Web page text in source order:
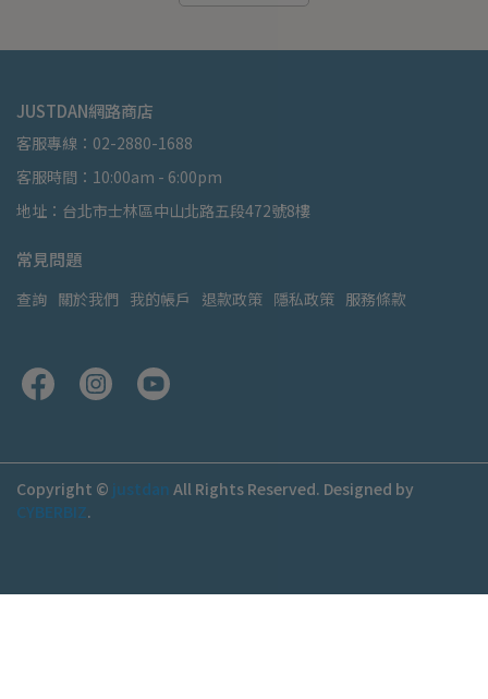
JUSTDAN網路商店
客服專線：02-2880-1688
客服時間：10:00am - 6:00pm
地址：台北市士林區中山北路五段472號8樓
常見問題
查詢 關於我們 我的帳戶 退款政策 隱私政策 服務條款
Copyright © justdan All Rights Reserved. Designed by
CYBERBIZ.